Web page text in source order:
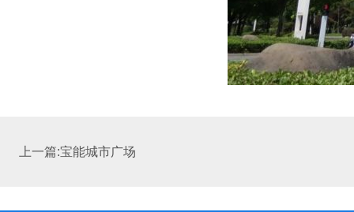
上一篇:宝能城市广场